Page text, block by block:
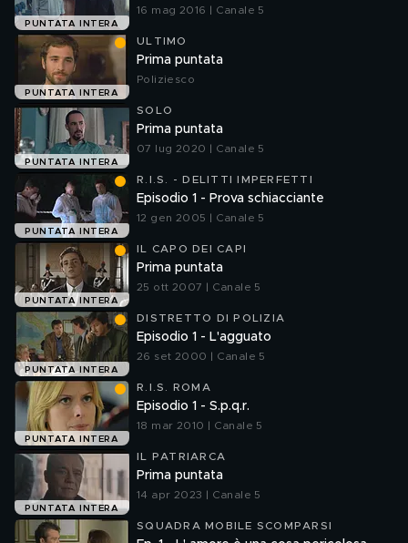
PUNTATA INTERA
16 mag 2016 | Canale 5
PUNTATA INTERA
ULTIMO
Prima puntata
Poliziesco
PUNTATA INTERA
SOLO
Prima puntata
07 lug 2020 | Canale 5
PUNTATA INTERA
R.I.S. - DELITTI IMPERFETTI
Episodio 1 - Prova schiacciante
12 gen 2005 | Canale 5
PUNTATA INTERA
IL CAPO DEI CAPI
Prima puntata
25 ott 2007 | Canale 5
PUNTATA INTERA
DISTRETTO DI POLIZIA
Episodio 1 - L'agguato
26 set 2000 | Canale 5
PUNTATA INTERA
R.I.S. ROMA
Episodio 1 - S.p.q.r.
18 mar 2010 | Canale 5
PUNTATA INTERA
IL PATRIARCA
Prima puntata
14 apr 2023 | Canale 5
SQUADRA MOBILE SCOMPARSI